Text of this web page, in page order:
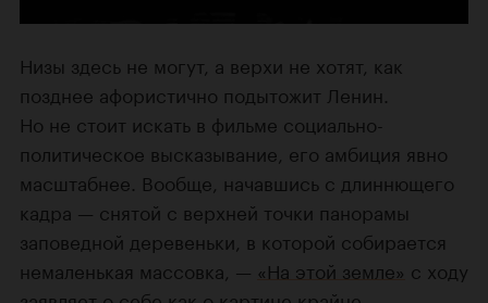
Низы здесь не могут, а верхи не хотят, как
позднее афористично подытожит Ленин.
Но не стоит искать в фильме социально-
политическое высказывание, его амбиция явно
масштабнее. Вообще, начавшись с длиннющего
кадра — снятой с верхней точки панорамы
заповедной деревеньки, в которой собирается
немаленькая массовка, — «На этой земле» с ходу